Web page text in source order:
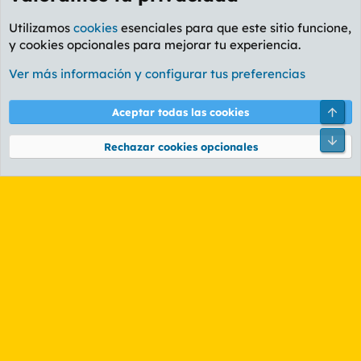
Foro General
Cookies
PL OLDSTYLE AMARILLO
Términos y reglas Política de privacidad Ayuda
Community platform by XenForo® © 2010-2026 XenForo Ltd.
Utilizamos cookies esenciales para que este sitio funcione,
y cookies opcionales para mejorar tu experiencia.
Ver más información y configurar tus preferencias
Aceptar todas las cookies
Rechazar cookies opcionales
Pie